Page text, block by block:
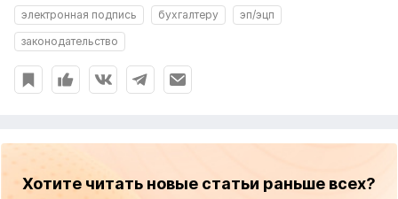
электронная подпись бухгалтеру
эп/эцп
законодательство
Хотите читать новые статьи раньше всех?